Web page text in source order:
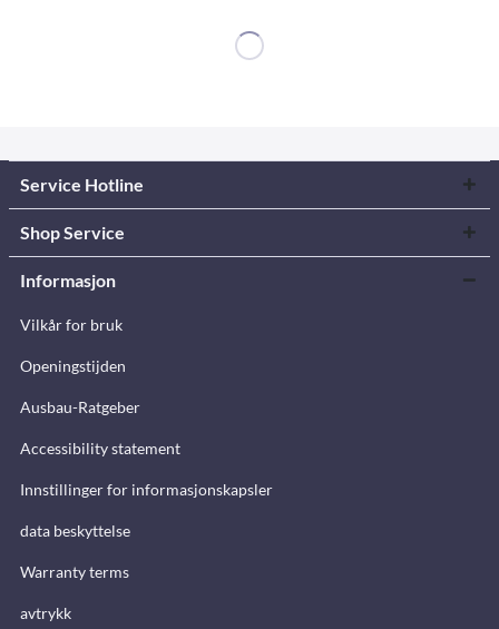
Service Hotline
Shop Service
Informasjon
Vilkår for bruk
Openingstijden
Ausbau-Ratgeber
Accessibility statement
Innstillinger for informasjonskapsler
data beskyttelse
Warranty terms
avtrykk